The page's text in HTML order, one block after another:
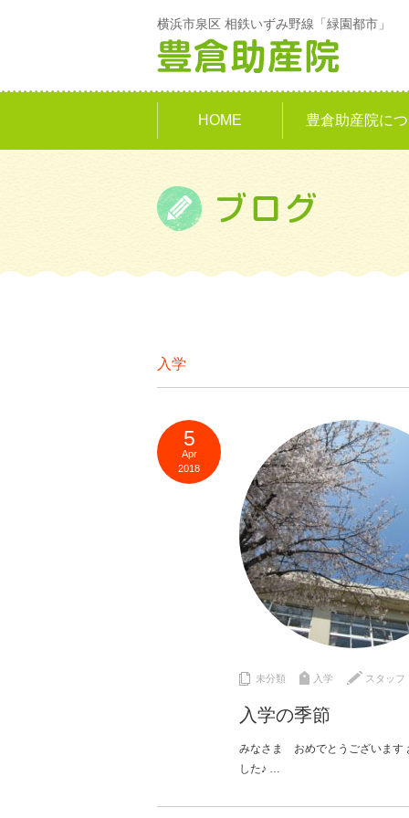
横浜市泉区 相鉄いずみ野線「緑園都市」
HOME 豊倉助産院に
入学
5
Apr
2018
未分類 入学 スタッフ
入学の季節
みなさま おめでとうございます
した♪ …